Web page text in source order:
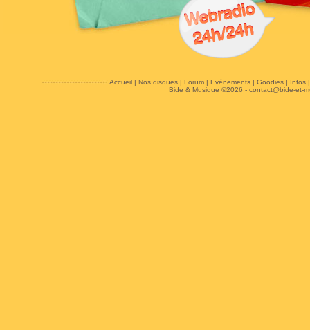
Accueil| Nos disques| Forum| Evénements| Goodies| Infos
Bide & Musique ©2026 - contact@bide-et-